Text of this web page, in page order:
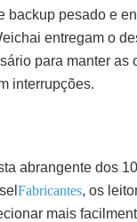
backup pesado e
entregam o
para manter as
interrupções.
abrangente dos
Fabricantes, os
mais